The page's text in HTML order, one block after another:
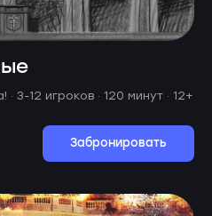
· 3-12 игроков · 120 минут · 12+
Забронировать